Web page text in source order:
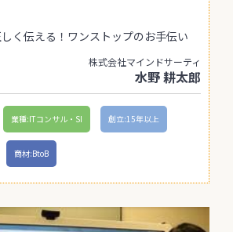
く伝える！ワンストップのお手伝い
株式会社マインドサーティ
水野 耕太郎
業種:ITコンサル・SI 創立:15年以上
商材:BtoB